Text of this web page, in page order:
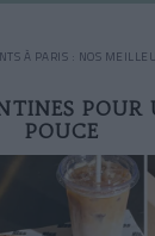
À PARIS : NOS
POUR
POUCE